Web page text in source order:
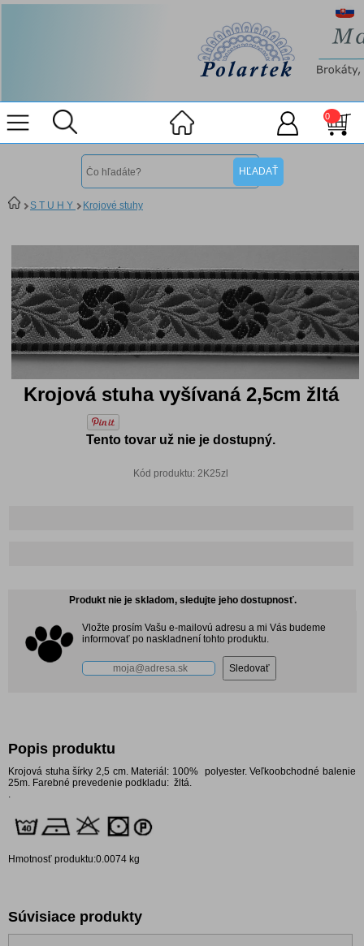
0
S T U H Y Krojové stuhy
Krojová stuha vyšívaná 2,5cm žltá
Tento tovar už nie je dostupný.
Kód produktu: 2K25zl
Produkt nie je skladom, sledujte jeho dostupnosť.
Vložte prosím Vašu e-mailovú adresu a mi Vás budeme
informovať po naskladnení tohto produktu.
Popis produktu
Krojová stuha šírky 2,5 cm. Materiál: 100% polyester. Veľkoobchodné balenie
25m. Farebné prevedenie podkladu: žltá.
.
Hmotnosť produktu:0.0074 kg
Súvisiace produkty